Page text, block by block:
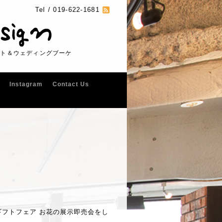
Tel /019-622-1681
＆ウェディングブーケ
Instagram Contact Us
トフェア お花の展示即売会をし